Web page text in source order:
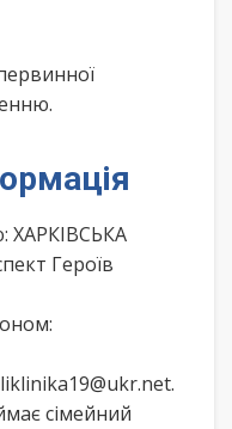
ХАРКІВСЬКА
Героїв
сімейний